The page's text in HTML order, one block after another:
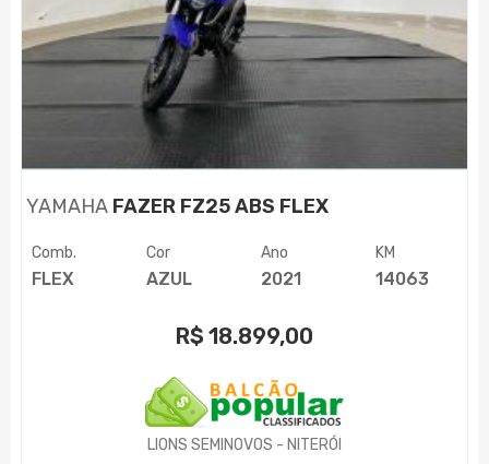
YAMAHA FAZER FZ25 ABS FLEX
Comb.
FLEX
Cor
AZUL
Ano
2021
KM
14063
R$ 18.899,00
LIONS SEMINOVOS - NITERÓI